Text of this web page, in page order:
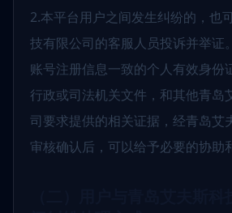
2.本平台用户之间发生纠纷的，也
技有限公司的客服人员投诉并举证
账号注册信息一致的个人有效身份
行政或司法机关文件，和其他青岛
司要求提供的相关证据，经青岛艾
审核确认后，可以给予必要的协助